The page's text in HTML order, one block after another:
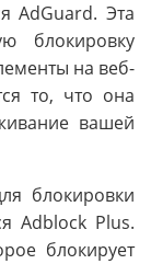
AdGuard. Эта
блокировку
на веб-
то, что она
вашей
блокировки
Adblock Plus.
блокирует